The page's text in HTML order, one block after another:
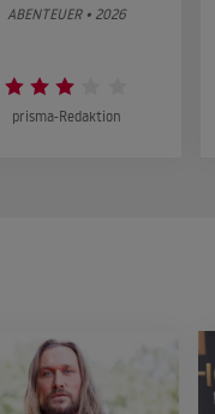
ABENTEUER • 2026
prisma-Redaktion